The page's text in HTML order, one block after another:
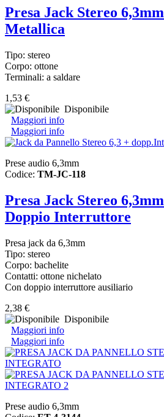
Presa Jack Stereo
Metallica
Tipo: stereo
Corpo: ottone
Terminali: a saldare
1,53 €
Disponibile
Maggiori info
Maggiori info
Prese audio 6,3mm
Codice: TM-JC-118
Presa Jack Stereo
Doppio Interruttore
Presa jack da 6,3mm
Tipo: stereo
Corpo: bachelite
Contatti: ottone nichelato
Con doppio interruttore ausiliario
2,38 €
Disponibile
Maggiori info
Maggiori info
Prese audio 6,3mm